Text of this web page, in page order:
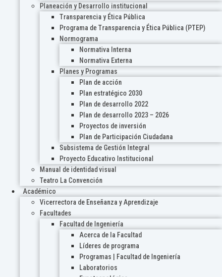
Planeación y Desarrollo institucional
Transparencia y Ética Pública
Programa de Transparencia y Ética Pública (PTEP)
Normograma
Normativa Interna
Normativa Externa
Planes y Programas
Plan de acción
Plan estratégico 2030
Plan de desarrollo 2022
Plan de desarrollo 2023 – 2026
Proyectos de inversión
Plan de Participación Ciudadana
Subsistema de Gestión Integral
Proyecto Educativo Institucional
Manual de identidad visual
Teatro La Convención
Académico
Vicerrectora de Enseñanza y Aprendizaje
Facultades
Facultad de Ingeniería
Acerca de la Facultad
Líderes de programa
Programas | Facultad de Ingeniería
Laboratorios